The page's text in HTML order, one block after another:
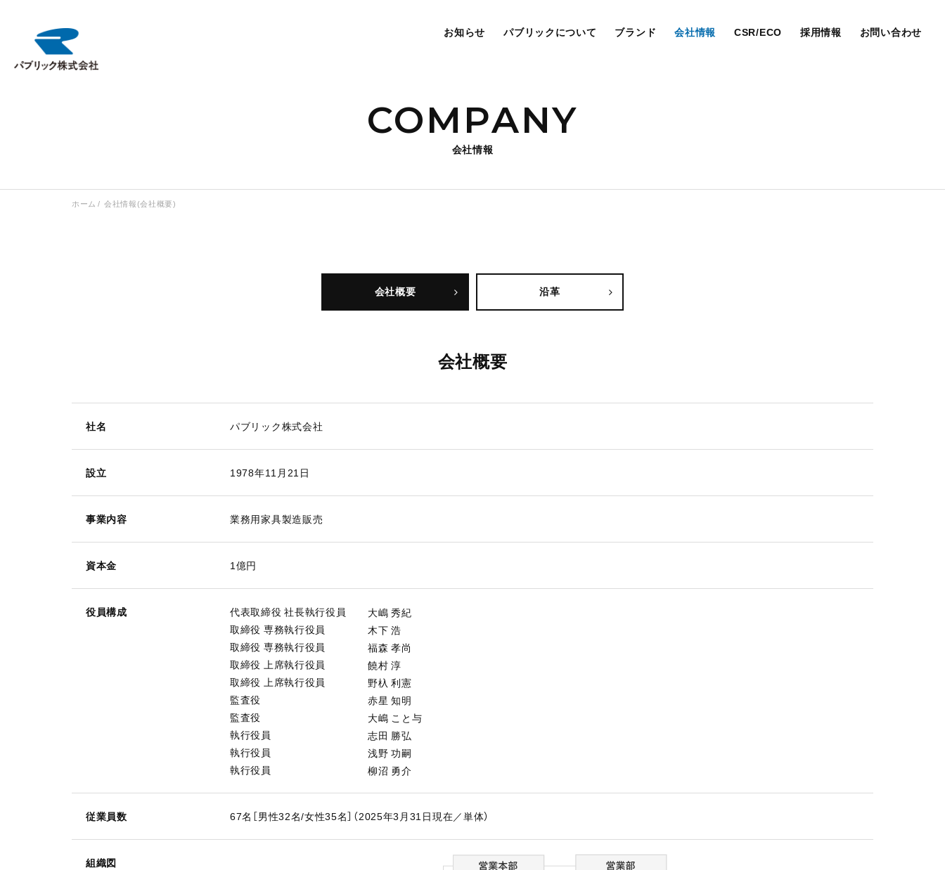
お知らせ パブリックについて ブランド 会社情報 CSR/ECO 採用情報 お問い合わせ
COMPANY
会社情報
ホーム 会社情報(会社概要)
会社概要 沿革
会社概要
社名 パブリック株式会社
設立 1978年11月21日
事業内容 業務用家具製造販売
資本金 1億円
役員構成 代表取締役 社長執行役員
大嶋 秀紀
取締役 専務執行役員
木下 浩
取締役 専務執行役員
福森 孝尚
取締役 上席執行役員
饒村 淳
取締役 上席執行役員
野杁 利憲
監査役
赤星 知明
監査役
大嶋 こと与
執行役員
志田 勝弘
執行役員
浅野 功嗣
執行役員
柳沼 勇介
従業員数 67名［男性32名/女性35名］（2025年3月31日現在／単体）
組織図